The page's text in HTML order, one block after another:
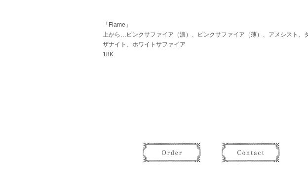
「Flame」
上から…ピンクサファイア（濃）、ピンクサファイア（薄）、アメシスト、
ザナイト、ホワイトサファイア
18K